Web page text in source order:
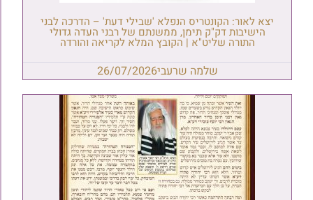
יצא לאור: הקונטריס הנפלא 'שבילי דעת' – הדרכה לבני
הישיבות דק"ק תימן, ממשנתם של רבני העדה גדולי
התורה שליט"א | הקובץ המלא לקריאה והורדה
שלמה שרעבי26/07/2026